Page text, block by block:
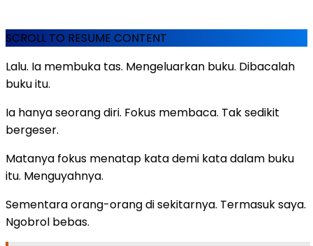
SCROLL TO RESUME CONTENT
Lalu. Ia membuka tas. Mengeluarkan buku. Dibacalah
buku itu.
Ia hanya seorang diri. Fokus membaca. Tak sedikit
bergeser.
Matanya fokus menatap kata demi kata dalam buku
itu. Menguyahnya.
Sementara orang-orang di sekitarnya. Termasuk saya.
Ngobrol bebas.